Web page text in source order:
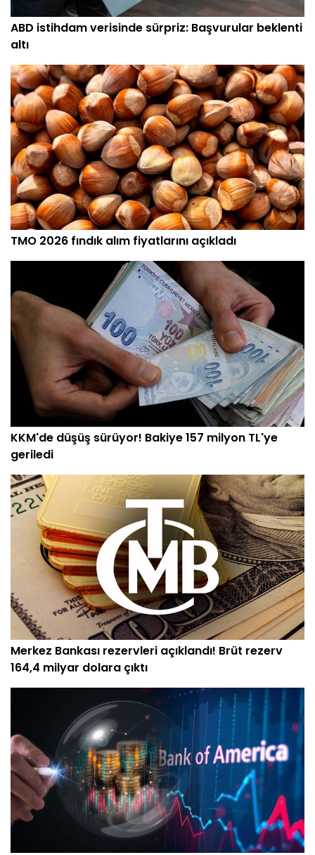
ABD istihdam verisinde sürpriz: Başvurular beklenti
altı
TMO 2026 fındık alım fiyatlarını açıkladı
KKM'de düşüş sürüyor! Bakiye 157 milyon TL'ye
geriledi
Merkez Bankası rezervleri açıklandı! Brüt rezerv
164,4 milyar dolara çıktı